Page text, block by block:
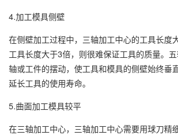
4.加工模具侧壁
在侧壁加工过程中，三轴加工中心的工具长度
工具长度大于3倍，则很难保证工具的质量。
轴或工件的摆动，使工具和模具的侧壁始终垂
延长工具的使用寿命。
5.曲面加工模具较平
在三轴加工中心，三轴加工中心需要用球刀精